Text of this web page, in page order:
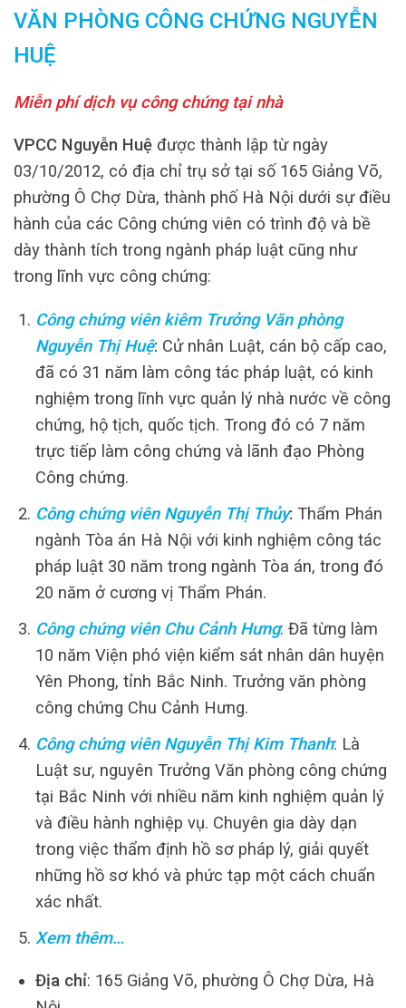
VĂN PHÒNG CÔNG CHỨNG NGUYỄN
HUỆ
Miễn phí dịch vụ công chứng tại nhà
VPCC Nguyễn Huệ được thành lập từ ngày
03/10/2012, có địa chỉ trụ sở tại số 165 Giảng Võ,
phường Ô Chợ Dừa, thành phố Hà Nội dưới sự điều
hành của các Công chứng viên có trình độ và bề
dày thành tích trong ngành pháp luật cũng như
trong lĩnh vực công chứng:
Công chứng viên kiêm Trưởng Văn phòng
Nguyễn Thị Huệ: Cử nhân Luật, cán bộ cấp cao,
đã có 31 năm làm công tác pháp luật, có kinh
nghiệm trong lĩnh vực quản lý nhà nước về công
chứng, hộ tịch, quốc tịch. Trong đó có 7 năm
trực tiếp làm công chứng và lãnh đạo Phòng
Công chứng.
Công chứng viên Nguyễn Thị Thủy: Thẩm Phán
ngành Tòa án Hà Nội với kinh nghiệm công tác
pháp luật 30 năm trong ngành Tòa án, trong đó
20 năm ở cương vị Thẩm Phán.
Công chứng viên Chu Cảnh Hưng: Đã từng làm
10 năm Viện phó viện kiểm sát nhân dân huyện
Yên Phong, tỉnh Bắc Ninh. Trưởng văn phòng
công chứng Chu Cảnh Hưng.
Công chứng viên Nguyễn Thị Kim Thanh: Là
Luật sư, nguyên Trưởng Văn phòng công chứng
tại Bắc Ninh với nhiều năm kinh nghiệm quản lý
và điều hành nghiệp vụ. Chuyên gia dày dạn
trong việc thẩm định hồ sơ pháp lý, giải quyết
những hồ sơ khó và phức tạp một cách chuẩn
xác nhất.
Xem thêm…
Địa chỉ: 165 Giảng Võ, phường Ô Chợ Dừa, Hà